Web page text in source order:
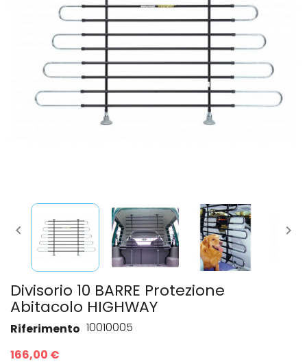
 
Divisorio 10 BARRE Protezione
Abitacolo HIGHWAY
Riferimento 10010005
166,00 €